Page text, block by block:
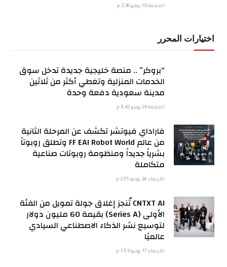
الجمعة 10 يوليو 2:36 م
اختيارات المحرر
“بروكر” .. منصة خليجية جديدة تدخل سوق
الخدمات المنزلية وتغطي أكثر من ثلاثين
مدينة سعودية دفعة وحدة
الجمعة 26 يونيو 8:42 م
فاراداي فيوتشر تكشف عن المرحلة الثانية
من عالم FF EAI Robot World وتطلق روبوتاً
بشرياً جديداً ومنظومة روبوتات صناعية
متكاملة
الأربعاء 24 يونيو 2:35 م
CNTXT AI تُنجز إغلاق جولة تمويل من الفئة
الأولى (Series A) بقيمة 60 مليون دولار
لتوسيع نشر الذكاء الاصطناعي السيادي
عالميًا
الأربعاء 17 يونيو 1:59 م